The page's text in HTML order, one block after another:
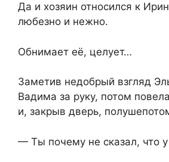
Да и хозяин относился к
любезно и нежно.
Обнимает её, целует…
Заметив недобрый взгляд
Вадима за руку, потом
и, закрыв дверь,
— Ты почему не сказал, что у